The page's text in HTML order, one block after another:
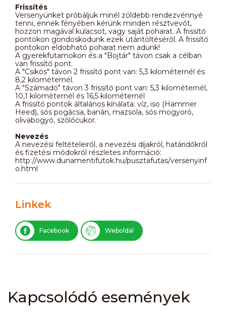
Frissítés
Versenyünket próbáljuk minél zöldebb rendezvénnyé
tenni, ennek fényében kérünk minden résztvevőt,
hozzon magával kulacsot, vagy saját poharat. A frissítő
pontokon gondoskodunk ezek utántöltéséről. A frissítő
pontokon eldobható poharat nem adunk!
A gyerekfutamokon és a "Bojtár" távon csak a célban
van frissítő pont.
A "Csikós" távon 2 frissítő pont van: 5,3 kilométernél és
8,2 kilométernél.
A "Számadó" távon 3 frissítő pont van: 5,3 kilométernél,
10,1 kilométernél és 16,5 kilométernél
A frissítő pontok általános kínálata: víz, iso (Hammer
Heed), sós pogácsa, banán, mazsola, sós mogyoró,
olivabogyó, szőlőcukor.
Nevezés
A nevezési feltételeiről, a nevezési díjakról, határidőkről
és fizetési módokról részletes információ:
http://www.dunamentifutok.hu/pusztafutas/versenyinf
o.html
Linkek
Facebook Weboldal
Kapcsolódó események